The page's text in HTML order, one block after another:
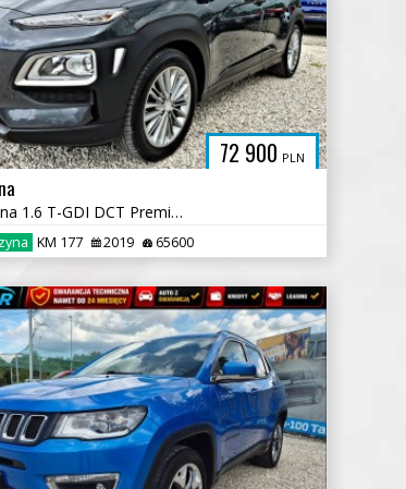
72 900 PLN
Hyundai Kona 1.6 T-GDI DCT Premium
KM 177 2019 65600